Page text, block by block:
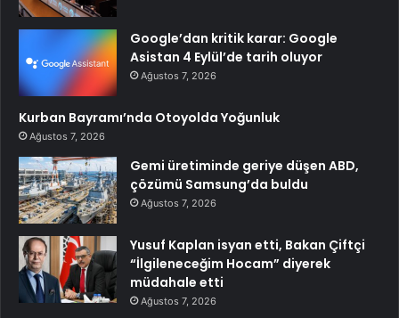
Google’dan kritik karar: Google
Asistan 4 Eylül’de tarih oluyor
Ağustos 7, 2026
Kurban Bayramı’nda Otoyolda Yoğunluk
Ağustos 7, 2026
Gemi üretiminde geriye düşen ABD,
çözümü Samsung’da buldu
Ağustos 7, 2026
Yusuf Kaplan isyan etti, Bakan Çiftçi
“İlgileneceğim Hocam” diyerek
müdahale etti
Ağustos 7, 2026